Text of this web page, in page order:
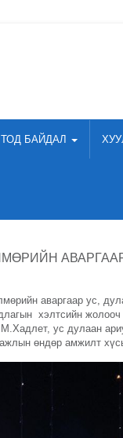
БАЙДАЛ
аваргаар ус,
хэлтсийн жолооч
ус дулаан
өндөр амжилт